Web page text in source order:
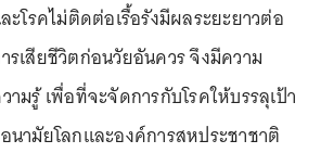
โรคไม่ติดต่อเรื้อรังมีผลระยะยาวต่อ
เสียชีวิตก่อนวัยอันควร จึงมีความ
ามรู้ เพื่อที่จะจัดการกับโรคให้บรรลุเป้า
ามัยโลกและองค์การสหประชาชาติ